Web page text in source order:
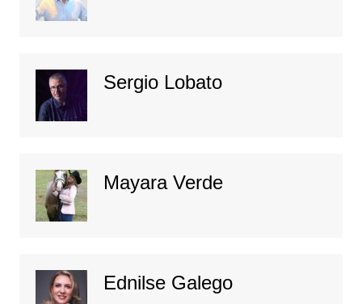
Sergio Lobato
Mayara Verde
Ednilse Galego